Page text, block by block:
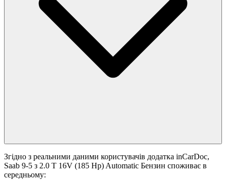
Згідно з реальними даними користувачів додатка inCarDoc,
Saab 9-5 з 2.0 T 16V (185 Hp) Automatic Бензин споживає в
середньому: